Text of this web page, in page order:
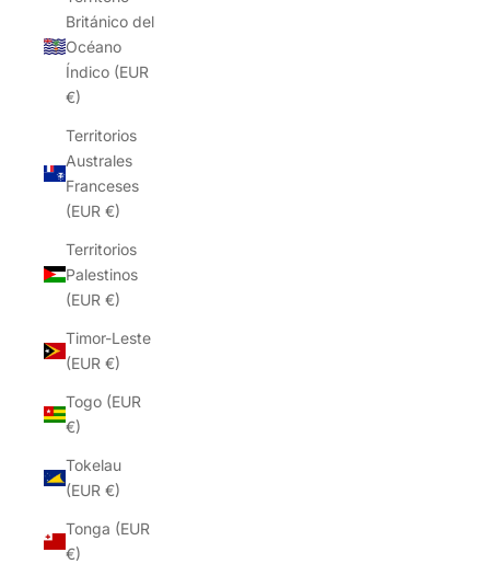
Británico del
Océano
Índico (EUR
€)
Territorios
Australes
Franceses
(EUR €)
Territorios
Palestinos
(EUR €)
Timor-Leste
(EUR €)
Togo (EUR
€)
Tokelau
(EUR €)
Tonga (EUR
€)